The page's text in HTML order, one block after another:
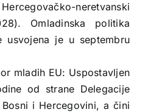
neretvanski
Omladinska politika
usvojena je u septembru
mladih EU: Uspostavljen
od strane Delegacije
i Hercegovini, a čini